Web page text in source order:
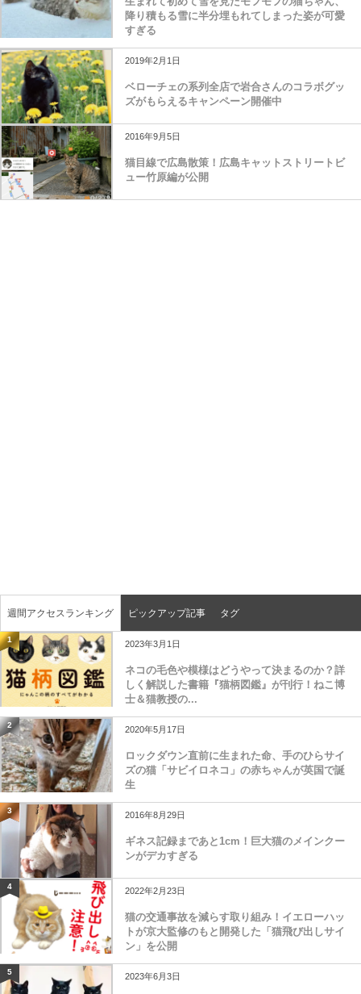
降り積もる雪に半分埋もれてしまった姿が可愛
すぎる
2019年2月1日
ベローチェの系列全店で岩合さんのコラボグッ
ズがもらえるキャンペーン開催中
2016年9月5日
猫目線で広島散策！広島キャットストリートビ
ュー竹原編が公開
週間アクセスランキング ピックアップ記事 タグ
1 2023年3月1日
ネコの毛色や模様はどうやって決まるのか？詳
しく解説した書籍『猫柄図鑑』が刊行！ねこ博
士＆猫教授の...
2 2020年5月17日
ロックダウン直前に生まれた命、手のひらサイ
ズの猫「サビイロネコ」の赤ちゃんが英国で誕
生
3 2016年8月29日
ギネス記録まであと1cm！巨大猫のメインクー
ンがデカすぎる
4 2022年2月23日
猫の交通事故を減らす取り組み！イエローハッ
トが京大監修のもと開発した「猫飛び出しサイ
ン」を公開
5 2023年6月3日